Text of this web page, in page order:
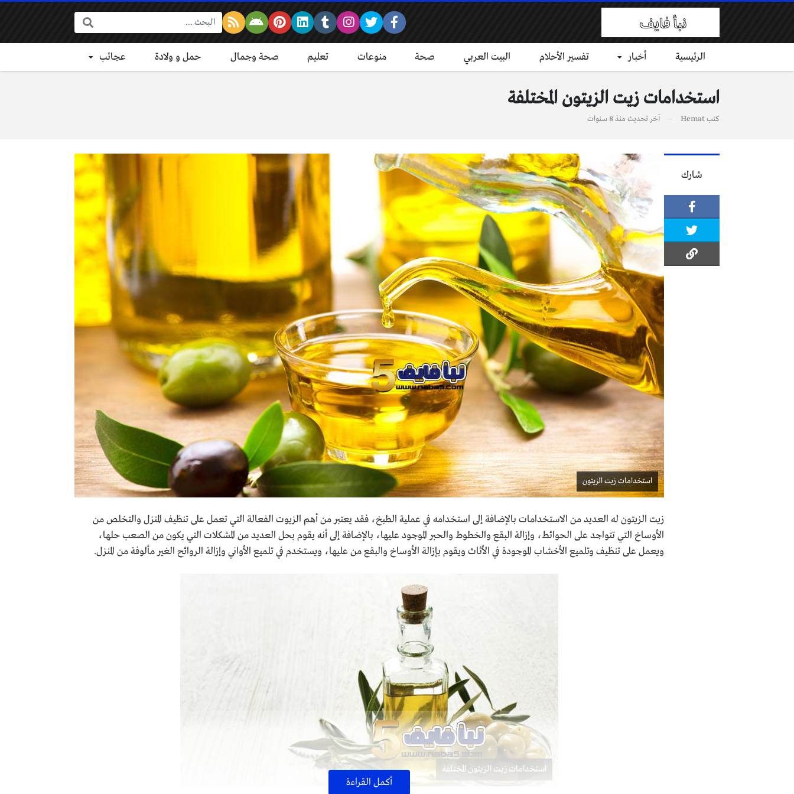
البحث:
الرئيسية أخبار تفسير الأحلام البيت العربي صحة منوعات تعليم صحة وجمال حمل و ولادة عجائب
استخدامات زيت الزيتون المختلفة
كتبHemat آخر تحديث منذ 8 سنوات
شارك
استخدامات زيت الزيتون
زيت الزيتون له العديد من الاستخدامات بالإضافة إلى استخدامه في عملية الطبخ، فقد يعتبر من أهم الزيوت الفعالة التي تعمل على تنظيف المنزل والتخلص من
الأوساخ التي تتواجد على الحوائط، وإزالة البقع والخطوط والحبر الموجود عليها، بالإضافة إلى أنه يقوم بحل العديد من المشكلات التي يكون من الصعب حلها،
ويعمل على تنظيف وتلميع الأخشاب الموجودة في الأثاث ويقوم بإزالة الأوساخ والبقع من عليها، ويستخدم في تلميع الأواني وإزالة الروائح الغير مألوفة من المنزل.
استخدامات زيت الزيتون المختلفة
أكمل القراءة